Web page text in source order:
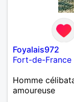
Foyalais972
Fort-de-France
Homme
amoureuse